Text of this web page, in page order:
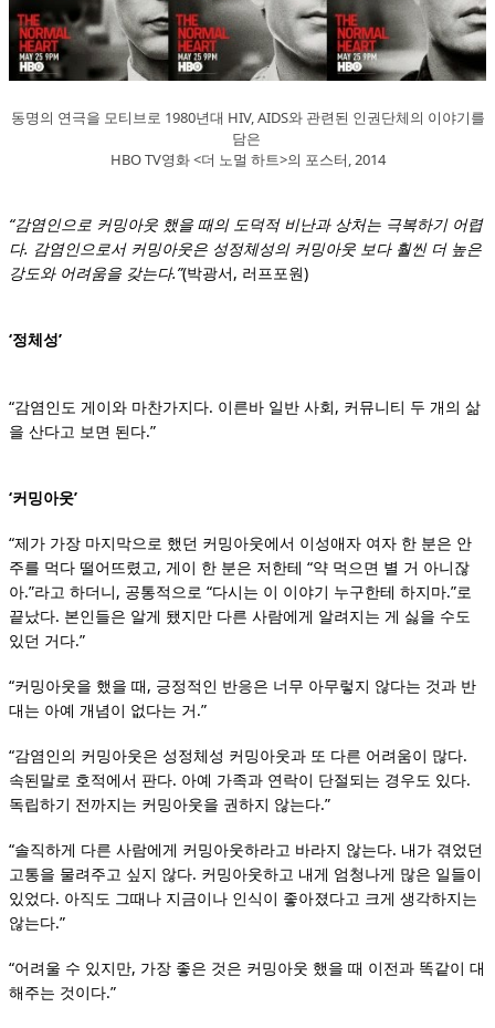
동명의 연극을 모티브로 1980년대 HIV, AIDS와 관련된 인권단체의 이야기를
담은
HBO TV영화 <더 노멀 하트>의 포스터, 2014
“감염인으로 커밍아웃 했을 때의 도덕적 비난과 상처는 극복하기 어렵
다. 감염인으로서 커밍아웃은 성정체성의 커밍아웃 보다 훨씬 더 높은
강도와 어려움을 갖는다.”(박광서, 러프포원)
‘정체성’
“감염인도 게이와 마찬가지다. 이른바 일반 사회, 커뮤니티 두 개의 삶
을 산다고 보면 된다.”
‘커밍아웃’
“제가 가장 마지막으로 했던 커밍아웃에서 이성애자 여자 한 분은 안
주를 먹다 떨어뜨렸고, 게이 한 분은 저한테 “약 먹으면 별 거 아니잖
아.”라고 하더니, 공통적으로 “다시는 이 이야기 누구한테 하지마.”로
끝났다. 본인들은 알게 됐지만 다른 사람에게 알려지는 게 싫을 수도
있던 거다.”
“커밍아웃을 했을 때, 긍정적인 반응은 너무 아무렇지 않다는 것과 반
대는 아예 개념이 없다는 거.”
“감염인의 커밍아웃은 성정체성 커밍아웃과 또 다른 어려움이 많다.
속된말로 호적에서 판다. 아예 가족과 연락이 단절되는 경우도 있다.
독립하기 전까지는 커밍아웃을 권하지 않는다.”
“솔직하게 다른 사람에게 커밍아웃하라고 바라지 않는다. 내가 겪었던
고통을 물려주고 싶지 않다. 커밍아웃하고 내게 엄청나게 많은 일들이
있었다. 아직도 그때나 지금이나 인식이 좋아졌다고 크게 생각하지는
않는다.”
“어려울 수 있지만, 가장 좋은 것은 커밍아웃 했을 때 이전과 똑같이 대
해주는 것이다.”